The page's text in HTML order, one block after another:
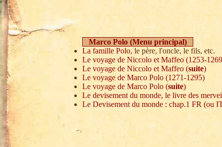
Marco Polo (Menu principal)
La famille Polo, le père, l'oncle, le fils, etc.
Le voyage de Niccolo et Maffeo (1253-
Le voyage de Niccolo et Maffeo (suite)
Le voyage de Marco Polo (1271-1295)
Le voyage de Marco Polo (suite)
Le devisement du monde, le livre des
Le Devisement du monde : chap.1 FR (ou